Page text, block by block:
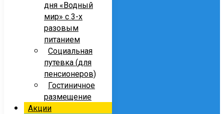
дня «Водный
мир» с 3-х
разовым
питанием
Социальная
путевка (для
пенсионеров)
Гостиничное
размещение
Акции